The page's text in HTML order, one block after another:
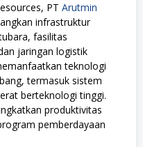
PT Arutmin
infrastruktur
fasilitas
jaringan logistik
teknologi
termasuk sistem
berteknologi tinggi.
produktivitas
pemberdayaan